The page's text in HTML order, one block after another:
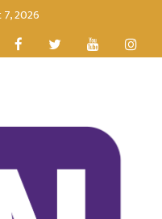
2026